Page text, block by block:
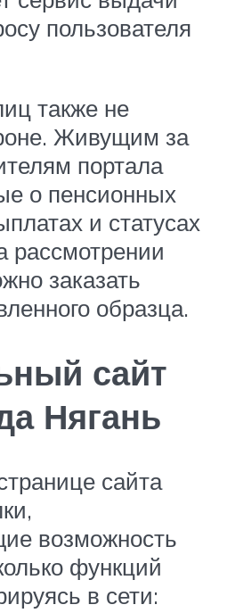
пользователя
также не
Живущим за
портала
о пенсионных
и статусах
рассмотрении
заказать
образца.
сайт
Нягань
сайта
возможность
функций
в сети: